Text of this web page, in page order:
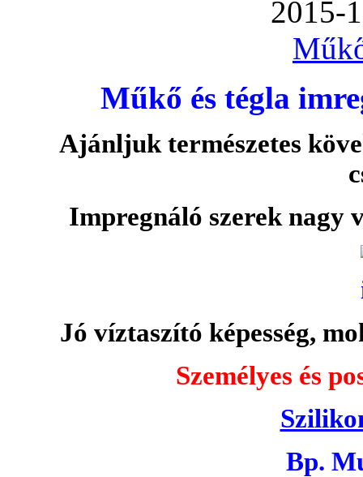
2015-
Műkő és tégla
Ajánljuk természetes
Impregnáló szerek
Jó víztaszító képesség,
Személyes és
Bp.